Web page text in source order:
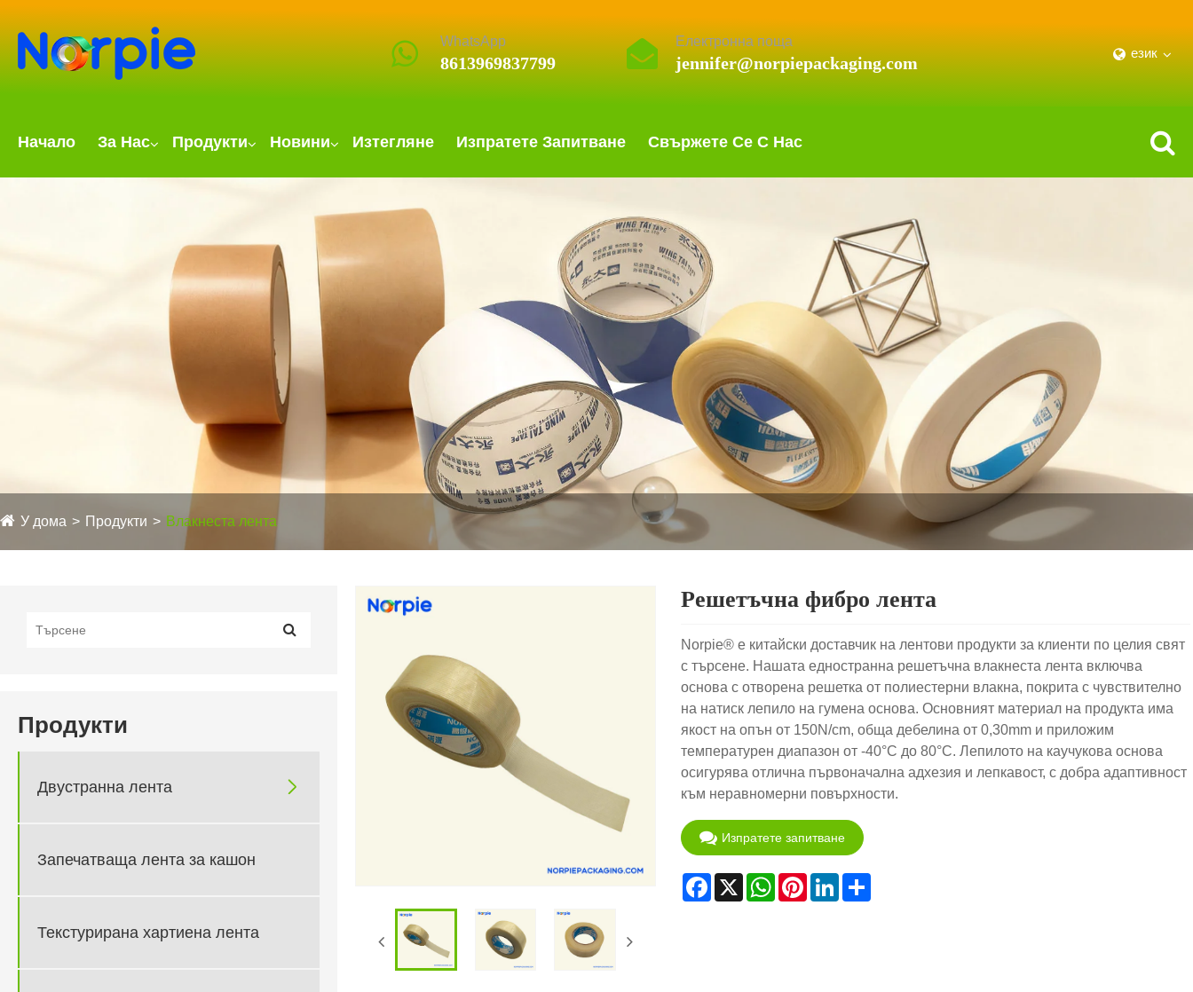
WhatsApp
8613969837799
Електронна поща
jennifer@norpiepackaging.com
език
Начало За Нас Продукти Новини Изтегляне Изпратете Запитване Свържете Се С Нас
У дома Продукти Влакнеста лента
Продукти
Двустранна лента 
Запечатваща лента за кашон
Текстурирана хартиена лента
Решетъчна фибро лента
Norpie® е китайски доставчик на лентови продукти за клиенти по целия свят
с търсене. Нашата едностранна решетъчна влакнеста лента включва
основа с отворена решетка от полиестерни влакна, покрита с чувствително
на натиск лепило на гумена основа. Основният материал на продукта има
якост на опън от 150N/cm, обща дебелина от 0,30mm и приложим
температурен диапазон от -40°C до 80°C. Лепилото на каучукова основа
осигурява отлична първоначална адхезия и лепкавост, с добра адаптивност
към неравномерни повърхности.
Изпратете запитване
Facebook
X WhatsApp
PinterestLinkedInShare